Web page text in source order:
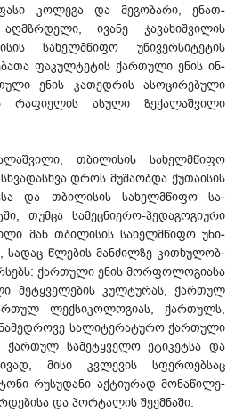
კოლეგა და მეგობარი, ენათ­­
ივანე ჯავახიშვილის
სახელმწიფო უნივერსიტეტის
ფაკულტეტის ქართული ენის ინ­
ენის კათედრის ასოცირებული
რა­ფი­ელის ასული ზექალა­შვი­ლი
თბილისის სახელმწიფო
დროს მუშაობდა ქუთაისის
და თბილისის სახელმწიფო სა­
თუმცა სა­მეც­ნიერო-პედაგოგიური
მან თბილისის სახელმწიფო უნი­
სადაც წლების მანძილზე კითხუ­ლობ­
ქართული ენის მორფოლოგიასა
მეტყველების კულტურას, ქარ­თულ
ლექსიკოლოგიას, ქართულს,
სალიტე­რა­ტუ­რო ქართული
ქართულ სამეტყველო ეტიკეტსა და
მისი კვლევის სფეროებსაც
რუსუდანი აქტიურად მონაწი­ლე­
და პორტალის შექმნაში.